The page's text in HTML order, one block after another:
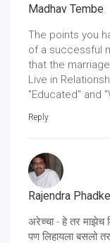
Madhav Tembe
The points you
of a successful
that the
Live in
"Educated" and
Reply
Rajendra Phadke
अरेच्चा - हे तर माझेच
पण लिहायला बसलो